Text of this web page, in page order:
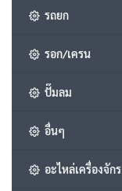
รถยก
รอก/เครน
ปั๊มลม
อื่นๆ
อะไหล่เครื่องจักร